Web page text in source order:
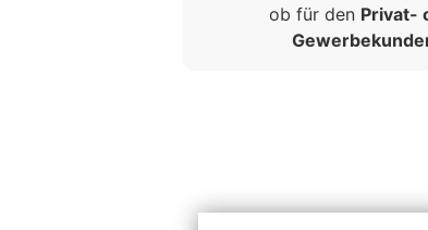
ob für den Privat-